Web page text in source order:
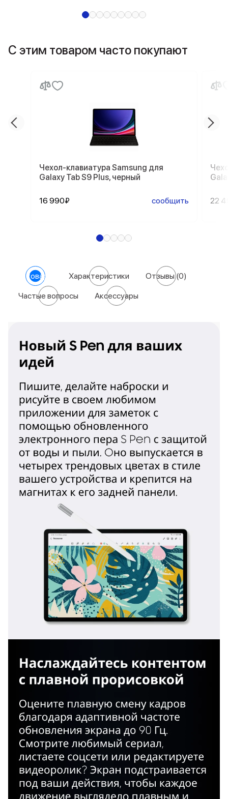
С этим товаром часто покупают
Чехол-клавиатура Samsung для
Galaxy Tab S9 Plus, черный
16 990₽ сообщить 22
О товаре Характеристики Отзывы(0)
Частые вопросы Аксессуары